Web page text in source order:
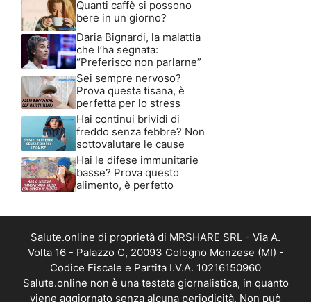
Quanti caffè si possono
bere in un giorno?
Daria Bignardi, la malattia
che l’ha segnata:
“Preferisco non parlarne”
Sei sempre nervoso?
Prova questa tisana, è
perfetta per lo stress
Hai continui brividi di
freddo senza febbre? Non
sottovalutare le cause
Hai le difese immunitarie
basse? Prova questo
alimento, è perfetto
Salute.online di proprietà di MRSHARE SRL - Via A.
Volta 16 - Palazzo C, 20093 Cologno Monzese (MI) -
Codice Fiscale e Partita I.V.A. 10216150960
Salute.online non è una testata giornalistica, in quanto
viene aggiornato senza alcuna periodicità. Non può